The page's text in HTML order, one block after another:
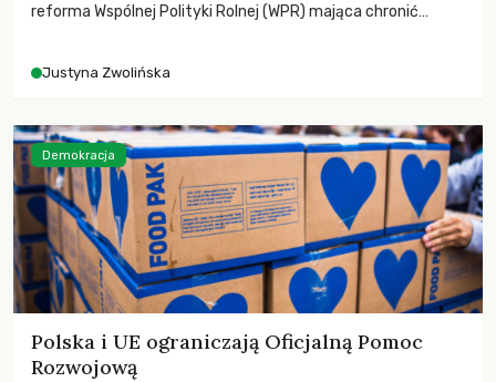
reforma Wspólnej Polityki Rolnej (WPR) mająca chronić
Justyna Zwolińska
Polska i UE ograniczają Oficjalną Pomoc
Rozwojową
Demokracja